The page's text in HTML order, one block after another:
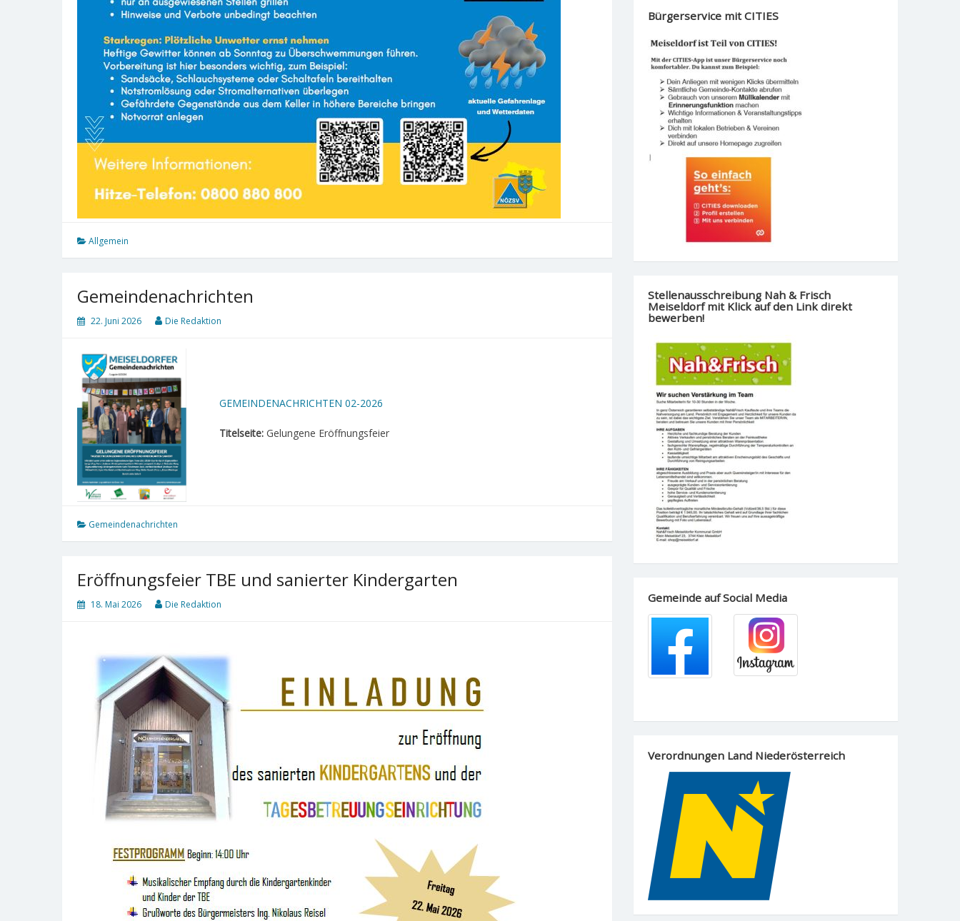
Allgemein
Gemeindenachrichten
22. Juni 2026 Die Redaktion
GEMEINDENACHRICHTEN 02-2026
Titelseite:Gelungene Eröffnungsfeier
Gemeindenachrichten
Eröffnungsfeier TBE und sanierter Kindergarten
18. Mai 2026 Die Redaktion
Bürgerservice mit CITIES
Stellenausschreibung Nah & Frisch
Meiseldorf mit Klick auf den Link direkt
bewerben!
Gemeinde auf Social Media
Verordnungen Land Niederösterreich